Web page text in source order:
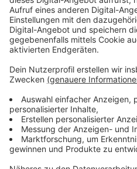
Förderung durch die
Anzeige
Die Stiftung stellt dafür
Fördermittel bereit. Ziel ist
des Projekts den digitalen
der ihre Kompetenz im
bestätigt.